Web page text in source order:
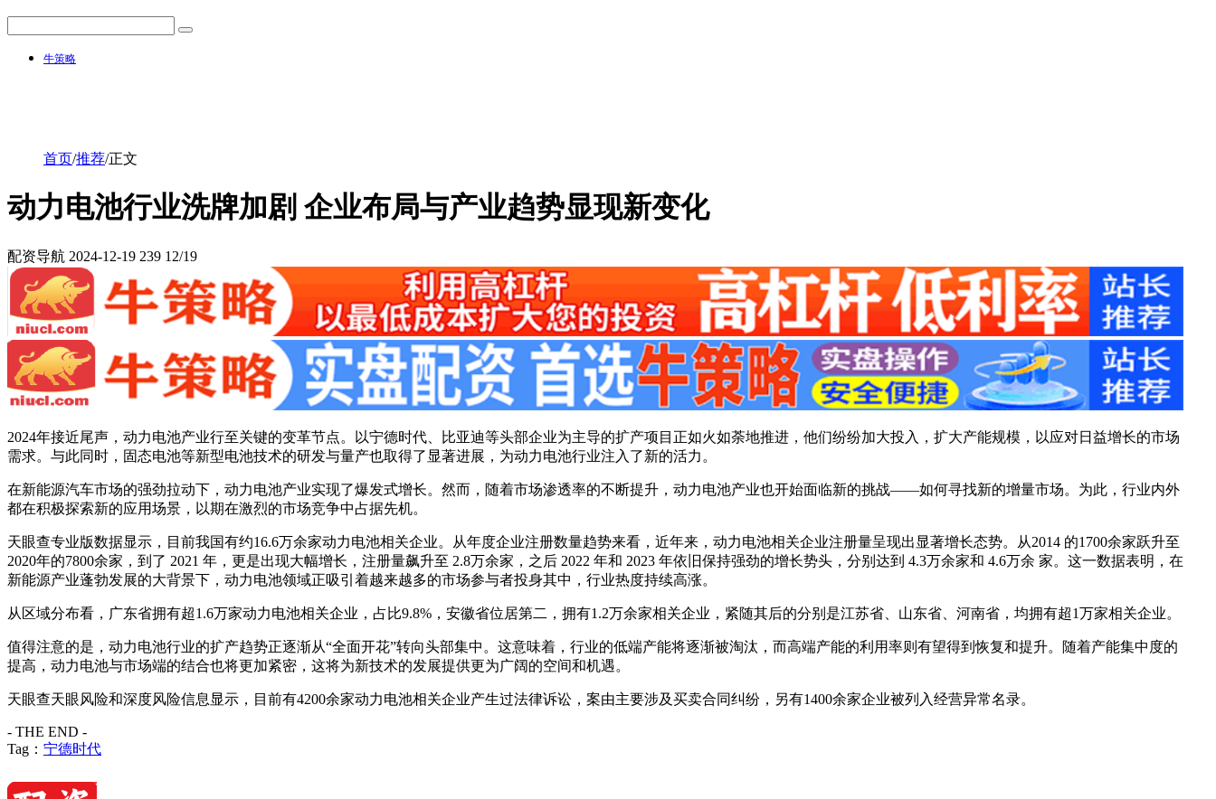
牛策略
首页/推荐/正文
动力电池行业洗牌加剧 企业布局与产业趋势显现新变化
配资导航 2024-12-19 239 12/19
2024年接近尾声，动力电池产业行至关键的变革节点。以宁德时代、比亚迪等头部企业为主导的扩产项目正如火如荼地推进，他们纷纷加大投入，扩大产能规模，以应对日益增长的市场
需求。与此同时，固态电池等新型电池技术的研发与量产也取得了显著进展，为动力电池行业注入了新的活力。‌
在新能源汽车市场的强劲拉动下，动力电池产业实现了爆发式增长。然而，随着市场渗透率的不断提升，动力电池产业也开始面临新的挑战——如何寻找新的增量市场。为此，行业内外
都在积极探索新的应用场景，以期在激烈的市场竞争中占据先机。‌
天眼查专业版数据显示，目前我国有约16.6万余家动力电池相关企业。从年度企业注册数量趋势来看，近年来，动力电池相关企业注册量呈现出显著增长态势。从2014 的1700余家跃升至
2020年的7800余家，到了 2021 年，更是出现大幅增长，注册量飙升至 2.8万余家，之后 2022 年和 2023 年依旧保持强劲的增长势头，分别达到 4.3万余家和 4.6万余 家。这一数据表明，在
新能源产业蓬勃发展的大背景下，动力电池领域正吸引着越来越多的市场参与者投身其中，行业热度持续高涨。
从区域分布看，广东省拥有超1.6万家动力电池相关企业，占比9.8%，安徽省位居第二，拥有1.2万余家相关企业，紧随其后的分别是江苏省、山东省、河南省，均拥有超1万家相关企业。
值得注意的是，动力电池行业的扩产趋势正逐渐从“全面开花”转向头部集中。这意味着，行业的低端产能将逐渐被淘汰，而高端产能的利用率则有望得到恢复和提升。随着产能集中度的
提高，动力电池与市场端的结合也将更加紧密，这将为新技术的发展提供更为广阔的空间和机遇。
天眼查天眼风险和深度风险信息显示，目前有4200余家动力电池相关企业产生过法律诉讼，案由主要涉及买卖合同纠纷，另有1400余家企业被列入经营异常名录。
- THE END -
Tag： 宁德时代